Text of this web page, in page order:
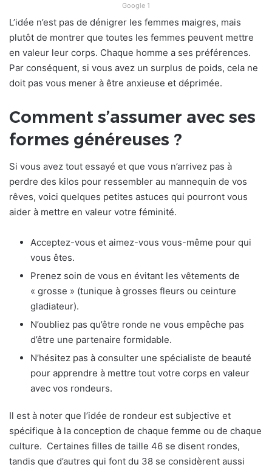
Google 1
L’idée n’est pas de dénigrer les femmes maigres, mais
plutôt de montrer que toutes les femmes peuvent mettre
en valeur leur corps. Chaque homme a ses préférences.
Par conséquent, si vous avez un surplus de poids, cela ne
doit pas vous mener à être anxieuse et déprimée.
Comment s’assumer avec ses
formes généreuses ?
Si vous avez tout essayé et que vous n’arrivez pas à
perdre des kilos pour ressembler au mannequin de vos
rêves, voici quelques petites astuces qui pourront vous
aider à mettre en valeur votre féminité.
Acceptez-vous et aimez-vous vous-même pour qui
vous êtes.
Prenez soin de vous en évitant les vêtements de
« grosse » (tunique à grosses fleurs ou ceinture
gladiateur).
N’oubliez pas qu’être ronde ne vous empêche pas
d’être une partenaire formidable.
N’hésitez pas à consulter une spécialiste de beauté
pour apprendre à mettre tout votre corps en valeur
avec vos rondeurs.
Il est à noter que l’idée de rondeur est subjective et
spécifique à la conception de chaque femme ou de chaque
culture. Certaines filles de taille 46 se disent rondes,
tandis que d’autres qui font du 38 se considèrent aussi